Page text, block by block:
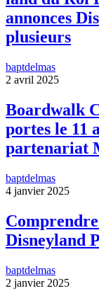
annonces
plusieurs
baptdelmas
2 avril 2025
Boardwalk
portes le 11
partenariat
baptdelmas
4 janvier 2025
Disneyland
baptdelmas
2 janvier 2025